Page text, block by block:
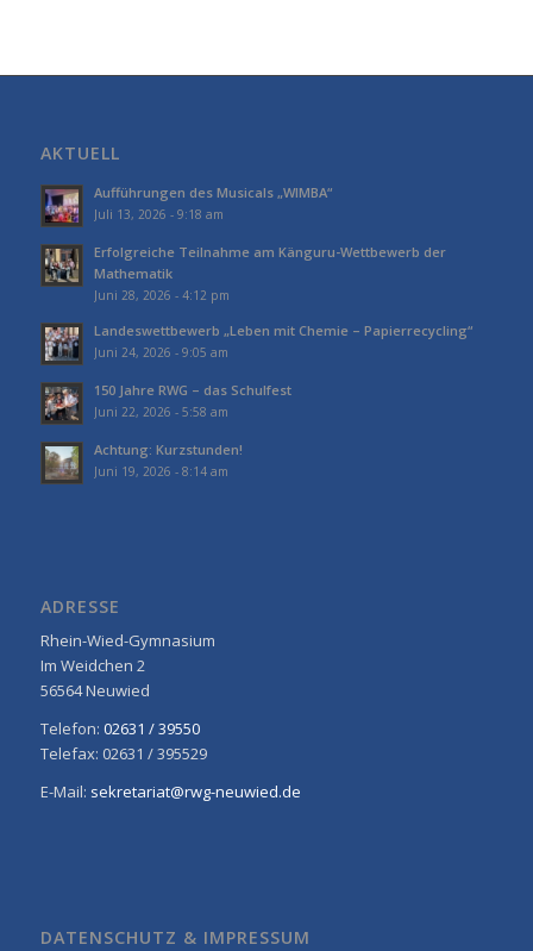
AKTUELL
Aufführungen des Musicals „WIMBA“
Juli 13, 2026 - 9:18 am
Erfolgreiche Teilnahme am Känguru-Wettbewerb der
Mathematik
Juni 28, 2026 - 4:12 pm
Landeswettbewerb „Leben mit Chemie – Papierrecycling“
Juni 24, 2026 - 9:05 am
150 Jahre RWG – das Schulfest
Juni 22, 2026 - 5:58 am
Achtung: Kurzstunden!
Juni 19, 2026 - 8:14 am
ADRESSE
Rhein-Wied-Gymnasium
Im Weidchen 2
56564 Neuwied
Telefon: 02631 / 39550
Telefax: 02631 / 395529
E-Mail: sekretariat@rwg-neuwied.de
DATENSCHUTZ & IMPRESSUM